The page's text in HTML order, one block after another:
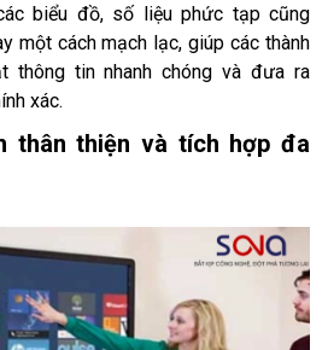
biểu đồ, số liệu phức tạp cũng
một cách mạch lạc, giúp các thành
thông tin nhanh chóng và đưa ra
xác.
thân thiện và tích hợp đa